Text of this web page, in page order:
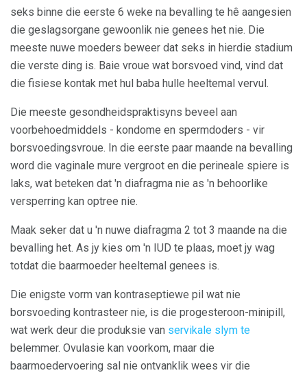
seks binne die eerste 6 weke na bevalling te hê aangesien
die geslagsorgane gewoonlik nie genees het nie. Die
meeste nuwe moeders beweer dat seks in hierdie stadium
die verste ding is. Baie vroue wat borsvoed vind, vind dat
die fisiese kontak met hul baba hulle heeltemal vervul.
Die meeste gesondheidspraktisyns beveel aan
voorbehoedmiddels - kondome en spermdoders - vir
borsvoedingsvroue. In die eerste paar maande na bevalling
word die vaginale mure vergroot en die perineale spiere is
laks, wat beteken dat 'n diafragma nie as 'n behoorlike
versperring kan optree nie.
Maak seker dat u 'n nuwe diafragma 2 tot 3 maande na die
bevalling het. As jy kies om 'n IUD te plaas, moet jy wag
totdat die baarmoeder heeltemal genees is.
Die enigste vorm van kontraseptiewe pil wat nie
borsvoeding kontrasteer nie, is die progesteroon-minipill,
wat werk deur die produksie van servikale slym te
belemmer. Ovulasie kan voorkom, maar die
baarmoedervoering sal nie ontvanklik wees vir die